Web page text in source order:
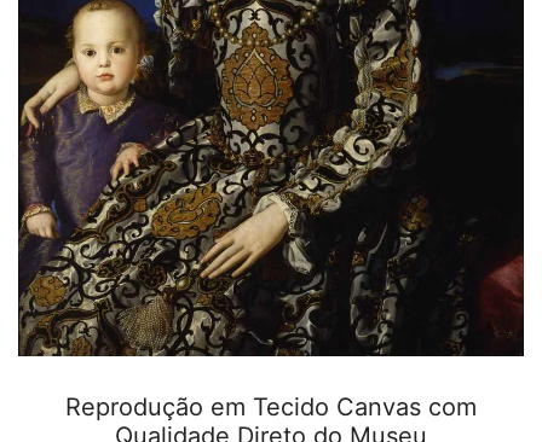
Reprodução em Tecido Canvas com
Qualidade Direto do Museu